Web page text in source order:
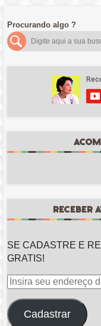
Procurando algo ?
RECEBER
SE CADASTRE E
GRATIS!
Insira
endereço
de
Cadastrar